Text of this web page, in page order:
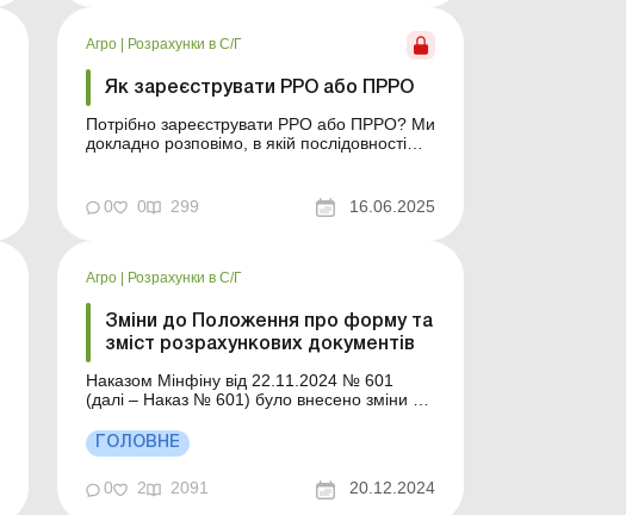
порядку застосування РРО/ПРРО у періо...
Агро Розрахунки в С/Г
Як зареєструвати РРО або ПРРО
Потрібно зареєструвати РРО або ПРРО? Ми
докладно розповімо, в якій послідовності
(далі – ПРРО), а також розкажемо: як
зареєструвати резервний РРО та ПРРО на
0 0 299 16.06.2025
Агро Розрахунки в С/Г
Зміни до Положення про форму та
зміст розрахункових документів
Наказом Мінфіну від 22.11.2024 № 601
(далі – Наказ № 601) було внесено зміни до
розрахункових документів/електронних
розрахункових документів, затвердженого
наказом Мінфіну від 21.01.2016 № 13 (далі
– Положення № 13). Потім, як це часто
ГОЛОВНЕ
0 2 2091 20.12.2024